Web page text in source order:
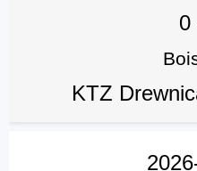
0
KTZ